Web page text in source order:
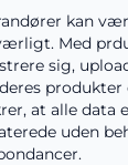
kan
Med
sig,
at alle data
uden